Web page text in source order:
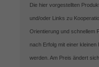
Die hier vorgestellten
und/oder Links zu
Orientierung und schnellem
nach Erfolg mit einer
werden. Am Preis ändert